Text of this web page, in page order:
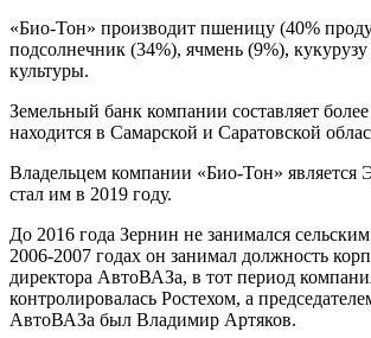
«Био-Тон» производит пшеницу (40%
подсолнечник (34%), ячмень (9%),
культуры.
Земельный банк компании составляет
находится в Самарской и Саратовской
Владельцем компании «Био-Тон» является
стал им в 2019 году.
До 2016 года Зернин не занимался
2006-2007 годах он занимал должность
директора АвтоВАЗа, в тот период
контролировалась Ростехом, а
АвтоВАЗа был Владимир Артяков.